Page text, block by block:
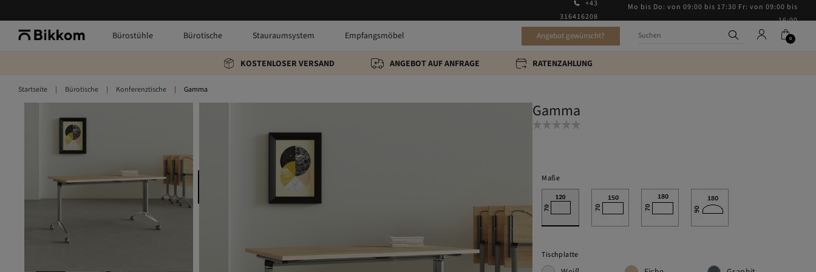
+43
316416208
Mo bis Do: von 09:00 bis 17:30 Fr: von 09:00 bis
16:00
Bürostühle Bürotische Stauraumsystem Empfangsmöbel Angebot gewünscht? 0
KOSTENLOSER VERSAND ANGEBOT AUF ANFRAGE RATENZAHLUNG
Startseite Bürotische Konferenztische Gamma
Gamma
Maße
Tischplatte